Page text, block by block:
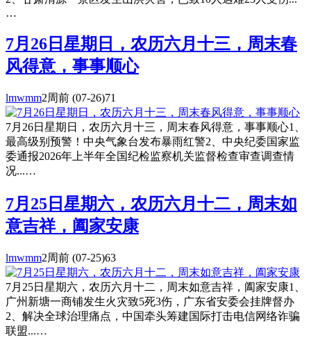
…
7月26日星期日，农历六月十三，周末春
风得意，事事顺心
lmwmm2周前 (07-26)71
7月26日星期日，农历六月十三，周末春风得意，事事顺心1、
最高级别预警！中央气象台发布暴雨红警2、中央纪委国家监
委通报2026年上半年全国纪检监察机关监督检查审查调查情
况...…
7月25日星期六，农历六月十二，周末如
意吉祥，阖家安康
lmwmm2周前 (07-25)63
7月25日星期六，农历六月十二，周末如意吉祥，阖家安康1、
广州新塘一商铺发生火灾致5死3伤，广东省安委会挂牌督办
2、解决全球治理痛点，中国牵头筹建国际打击电信网络诈骗
联盟...…